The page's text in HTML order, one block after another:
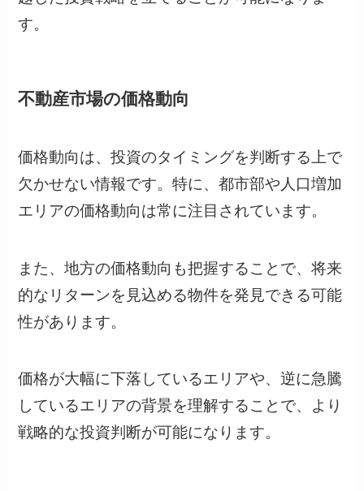
す。
不動産市場の価格動向
価格動向は、投資のタイミングを判断する上で
欠かせない情報です。特に、都市部や人口増加
エリアの価格動向は常に注目されています。
また、地方の価格動向も把握することで、将来
的なリターンを見込める物件を発見できる可能
性があります。
価格が大幅に下落しているエリアや、逆に急騰
しているエリアの背景を理解することで、より
戦略的な投資判断が可能になります。